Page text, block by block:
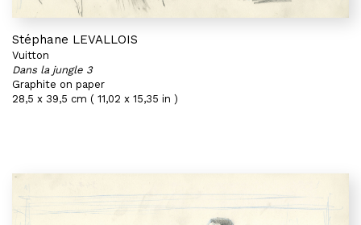
Stéphane LEVALLOIS
Vuitton
Dans la jungle 3
Graphite on paper
28,5 x 39,5 cm ( 11,02 x 15,35 in )